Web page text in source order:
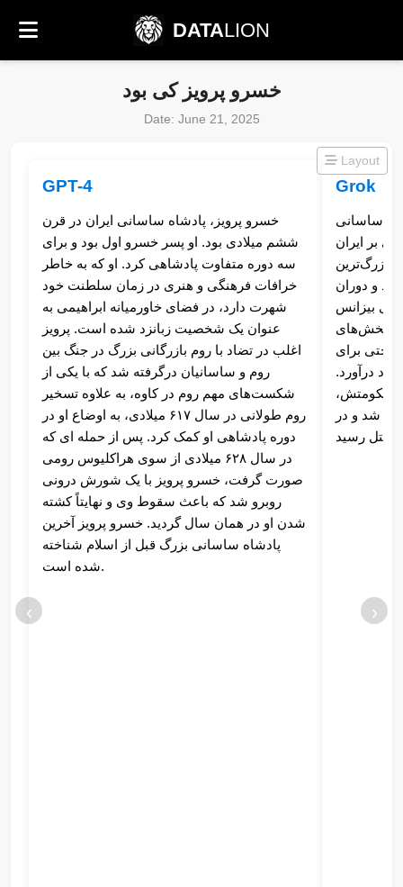
DATALION
خسرو پرویز کی بود
Date: June 21, 2025
Layout
‹
GPT-4
خسرو پرویز، پادشاه ساسانی ایران در قرن
ششم میلادی بود. او پسر خسرو اول بود و برای
سه دوره متفاوت پادشاهی کرد. او که به خاطر
خرافات فرهنگی و هنری در زمان سلطنت خود
شهرت دارد، در فضای خاورمیانه ابراهیمی به
عنوان یک شخصیت زبانزد شده است. پرویز
اغلب در تضاد با روم بازرگانی بزرگ در جنگ بین
روم و ساسانیان درگرفته شد که با یکی از
شکست‌های مهم روم در کاوه، به علاوه تسخیر
روم طولانی در سال ۶۱۷ میلادی، به اوضاع او در
دوره پادشاهی او کمک کرد. پس از حمله ای که
در سال ۶۲۸ میلادی از سوی هراکلیوس رومی
صورت گرفت، خسرو پرویز با یک شورش درونی
روبرو شد که باعث سقوط وی و نهایتاً کشته
شدن او در همان سال گردید. خسرو پرویز آخرین
پادشاه ساسانی بزرگ قبل از اسلام شناخته
شده است.
Grok
ساسانی
۵۹۰ تا ۶۲۸ میلادی بر ایران
بزرگ‌ترین
و دوران
بیزانس
بخش‌های
و حتی برای
درآورد.
حکومتش،
شد و در
›